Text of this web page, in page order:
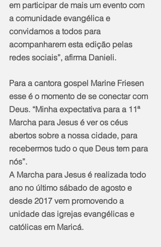
em participar de mais um evento com
a comunidade evangélica e
convidamos a todos para
acompanharem esta edição pelas
redes sociais”, afirma Danieli.
Para a cantora gospel Marine Friesen
esse é o momento de se conectar com
Deus. “Minha expectativa para a 11ª
Marcha para Jesus é ver os céus
abertos sobre a nossa cidade, para
recebermos tudo o que Deus tem para
nós”.
A Marcha para Jesus é realizada todo
ano no último sábado de agosto e
desde 2017 vem promovendo a
unidade das igrejas evangélicas e
católicas em Maricá.